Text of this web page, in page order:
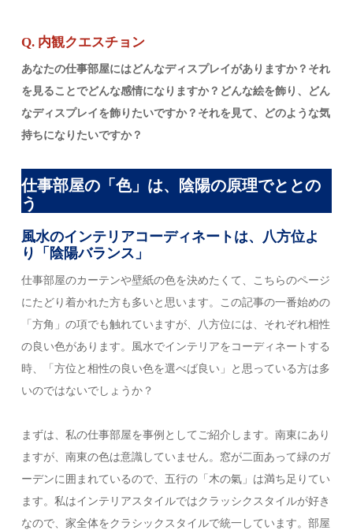
Q. 内観クエスチョン
あなたの仕事部屋にはどんなディスプレイがありますか？それ
を見ることでどんな感情になりますか？どんな絵を飾り、どん
なディスプレイを飾りたいですか？それを見て、どのような気
持ちになりたいですか？
仕事部屋の「色」は、陰陽の原理でととの
う
風水のインテリアコーディネートは、八方位よ
り「陰陽バランス」
仕事部屋のカーテンや壁紙の色を決めたくて、こちらのページ
にたどり着かれた方も多いと思います。この記事の一番始めの
「方角」の項でも触れていますが、八方位には、それぞれ相性
の良い色があります。風水でインテリアをコーディネートする
時、「方位と相性の良い色を選べば良い」と思っている方は多
いのではないでしょうか？
まずは、私の仕事部屋を事例としてご紹介します。南東にあり
ますが、南東の色は意識していません。窓が二面あって緑のガ
ーデンに囲まれているので、五行の「木の氣」は満ち足りてい
ます。私はインテリアスタイルではクラッシクスタイルが好き
なので、家全体をクラシックスタイルで統一しています。部屋